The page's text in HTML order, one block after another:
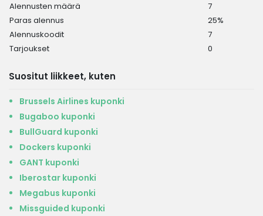
Alennusten määrä
7
Paras alennus
25%
Alennuskoodit
7
Tarjoukset
0
Suositut liikkeet, kuten
Brussels Airlines kuponki
Bugaboo kuponki
BullGuard kuponki
Dockers kuponki
GANT kuponki
Iberostar kuponki
Megabus kuponki
Missguided kuponki